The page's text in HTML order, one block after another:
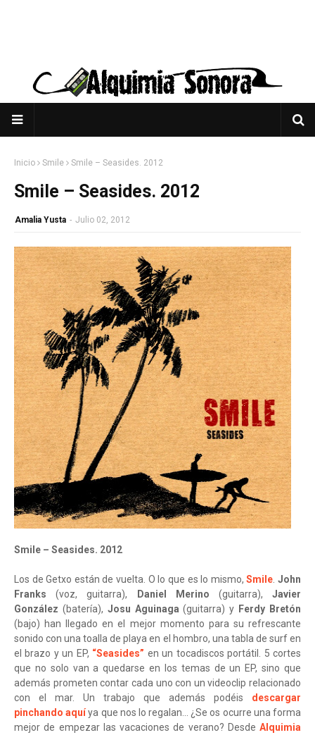
Inicio Smile Smile – Seasides. 2012
Smile – Seasides. 2012
Amalia Yusta - Julio 02, 2012
Smile – Seasides. 2012
Los de Getxo están de vuelta. O lo que es lo mismo, Smile.John
Franks (voz, guitarra), Daniel Merino (guitarra), Javier
González (batería), Josu Aguinaga (guitarra) y Ferdy Bretón
(bajo) han llegado en el mejor momento para su refrescante
sonido con una toalla de playa en el hombro, una tabla de surf en
el brazo y un EP, “Seasides” en un tocadiscos portátil. 5 cortes
que no solo van a quedarse en los temas de un EP, sino que
además prometen contar cada uno con un videoclip relacionado
con el mar. Un trabajo que además podéis descargar
pinchando aquíya que nos lo regalan... ¿Se os ocurre una forma
mejor de empezar las vacaciones de verano? Desde Alquimia